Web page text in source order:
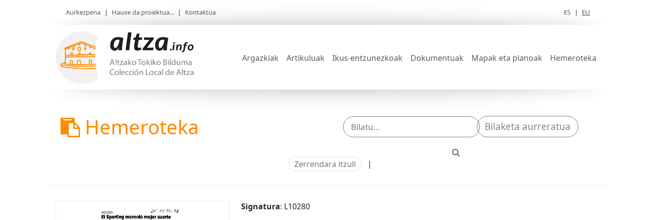
Aurkezpena | Hauxe da proiektua... | Kontaktua ES | EU
Argazkiak Artikuluak Ikus-entzunezkoak Dokumentuak Mapak eta planoak Hemeroteka
Hemeroteka Bilaketa aurreratua
Zerrendara itzuli |
Signatura: L10280